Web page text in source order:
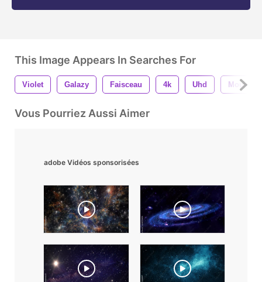
This Image Appears In Searches For
Violet Galazy Faisceau 4k Uhd
Vous Pourriez Aussi Aimer
adobe Vidéos sponsorisées